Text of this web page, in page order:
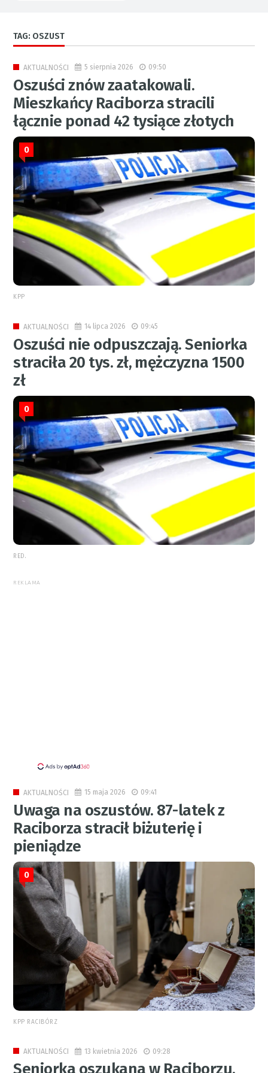
TAG: OSZUST
AKTUALNOŚCI 5 sierpnia 2026 09:50
Oszuści znów zaatakowali.
Mieszkańcy Raciborza stracili
łącznie ponad 42 tysiące złotych
0
KPP
AKTUALNOŚCI 14 lipca 2026 09:45
Oszuści nie odpuszczają. Seniorka
straciła 20 tys. zł, mężczyzna 1500
zł
0
RED.
REKLAMA
AKTUALNOŚCI 15 maja 2026 09:41
Uwaga na oszustów. 87-latek z
Raciborza stracił biżuterię i
pieniądze
0
KPP RACIBÓRZ
AKTUALNOŚCI 13 kwietnia 2026 09:28